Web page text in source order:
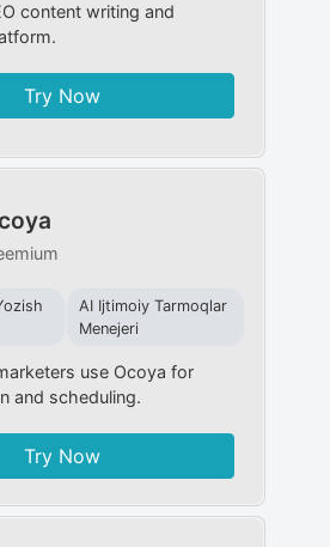
content writing and
Try Now
AI Ijtimoiy Tarmoqlar
Menejeri
use Ocoya for
and scheduling.
Try Now